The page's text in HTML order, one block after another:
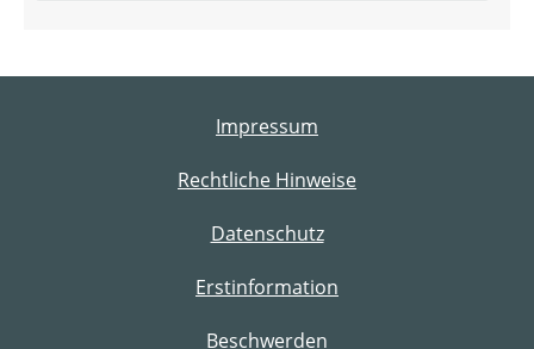
Impressum
Rechtliche Hinweise
Datenschutz
Erstinformation
Beschwerden